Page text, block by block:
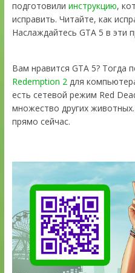
подготовили инструкцию,
исправить. Читайте, как
Наслаждайтесь GTA 5 в эти
Вам нравится GTA 5? Тогда
Redemption 2для
есть сетевой режим Red
множество других
прямо сейчас.